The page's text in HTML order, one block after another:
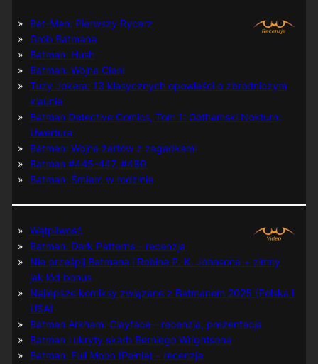
Bat-Man: Pierwszy Rycerz
Grób Batmana
Batman: Hush
Batman: Wojna Cieni
Tuzy Jokera: 13 klasycznych opowieści o zbrodniczym
klaunie
Batman Detective Comics, Tom 1: Gothamski Nokturn:
Uwertura
Batman: Wojna żartów z zagadkami
Batman #445-447, #480
Batman: Śmierć w rodzinie
Wątpliwość
Batman: Dark Patterns – recenzja
Nie prześpij Batmana i Robina P. K. Johnsona + zimny
jak lód bonus
Najlepsze komiksy związane z Batmanem 2025 (Polska i
USA)
Batman Arkham: Clayface – recenzja, prezentacja
Batman i ukryty skarb Berniego Wrightsona
Batman: Full Moon (Pełnia) – recenzja